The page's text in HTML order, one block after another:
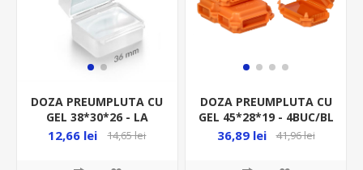
DOZA PREUMPLUTA CU
GEL 38*30*26 - LA
BUCATA - PASCAL
12,66 lei 14,65 lei
DOZA PREUMPLUTA CU
GEL 45*28*19 - 4BUC/BL
PORTOCALIU OR-SZ-
36,89 lei 41,96 lei